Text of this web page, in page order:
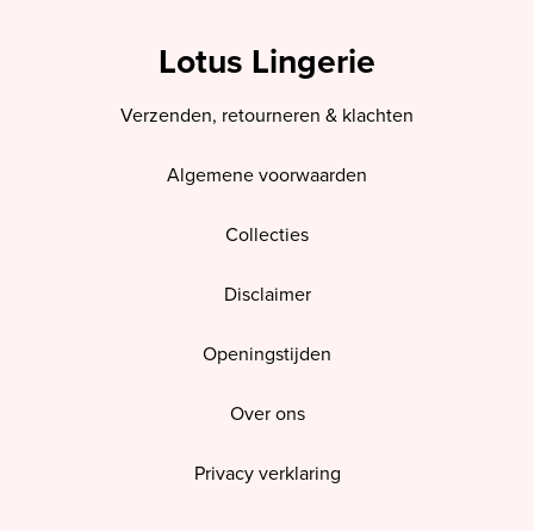
Lotus Lingerie
Verzenden, retourneren & klachten
Algemene voorwaarden
Collecties
Disclaimer
Openingstijden
Over ons
Privacy verklaring